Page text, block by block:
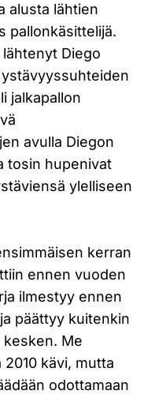
alusta lähtien
pallonkäsittelijä.
Diego
jalkapallon
avulla Diegon
tosin hupenivat
ylelliseen
kerran
ennen vuoden
ilmestyy ennen
päättyy kuitenkin
kesken. Me
kävi, mutta
odottamaan